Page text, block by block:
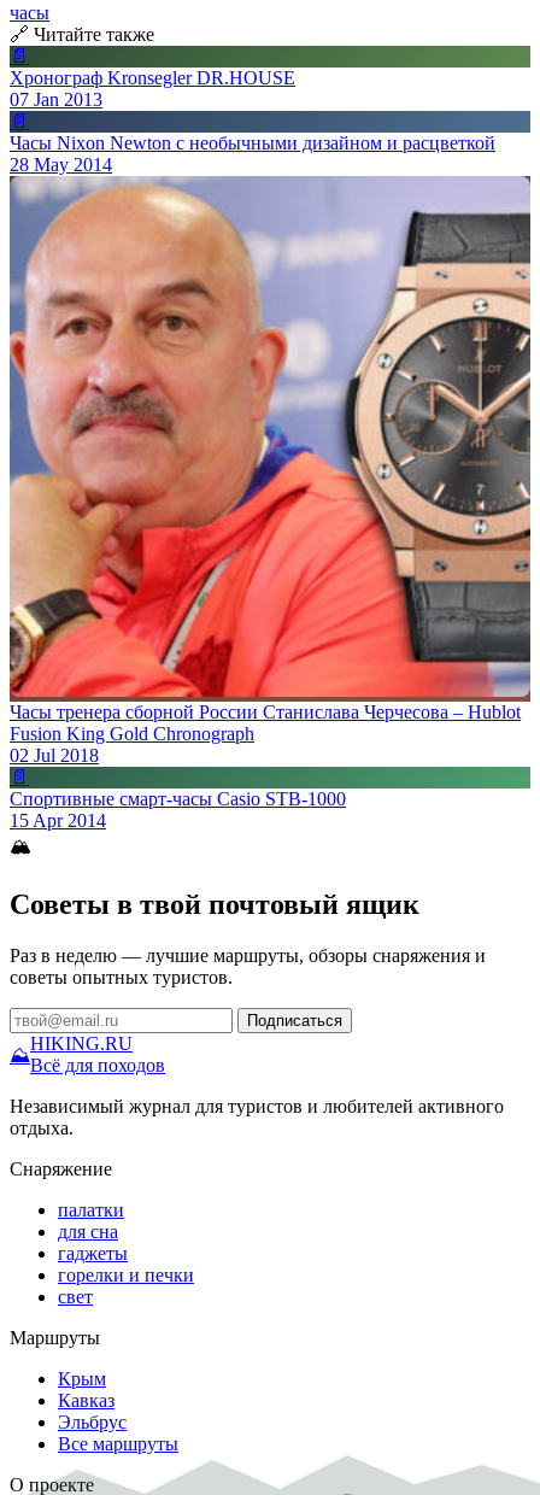
часы
🔗 Читайте также
📄
Хронограф Kronsegler DR.HOUSE
07 Jan 2013
📄
Часы Nixon Newton с необычными дизайном и расцветкой
28 May 2014
Часы тренера сборной России Станислава Черчесова – Hublot
Fusion King Gold Chronograph
02 Jul 2018
📄
Спортивные смарт-часы Casio STB-1000
15 Apr 2014
🏔
Советы в твой почтовый ящик
Раз в неделю — лучшие маршруты, обзоры снаряжения и
советы опытных туристов.
Подписаться
⛰
HIKING.RU
Всё для походов
Независимый журнал для туристов и любителей активного
отдыха.
Снаряжение
палатки
для сна
гаджеты
горелки и печки
свет
Маршруты
Крым
Кавказ
Эльбрус
Все маршруты
О проекте